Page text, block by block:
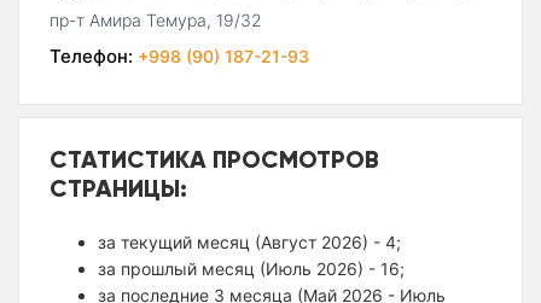
пр-т Амира Темура, 19/32
Телефон: +998 (90) 187-21-93
СТАТИСТИКА ПРОСМОТРОВ
СТРАНИЦЫ:
за текущий месяц (Август 2026) - 4;
за прошлый месяц (Июль 2026) - 16;
за последние 3 месяца (Май 2026 - Июль